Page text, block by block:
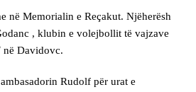
në Memorialin e Reçakut. Njëherësh
, klubin e volejbollit të vajzave
në Davidovc.
Rudolf për urat e